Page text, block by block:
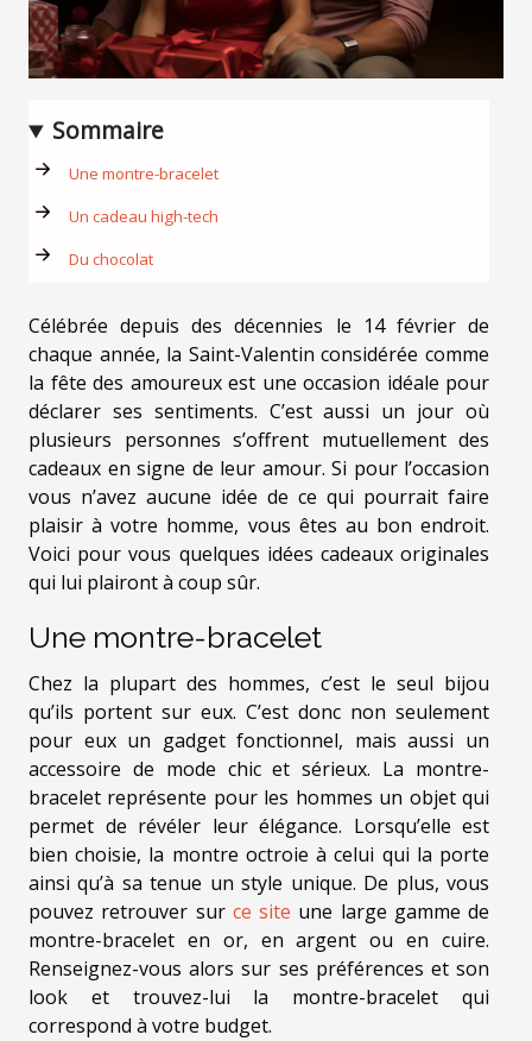
Sommaire
Une montre-bracelet
Un cadeau high-tech
Du chocolat
Célébrée depuis des décennies le 14 février de
chaque année, la Saint-Valentin considérée comme
la fête des amoureux est une occasion idéale pour
déclarer ses sentiments. C’est aussi un jour où
plusieurs personnes s’offrent mutuellement des
cadeaux en signe de leur amour. Si pour l’occasion
vous n’avez aucune idée de ce qui pourrait faire
plaisir à votre homme, vous êtes au bon endroit.
Voici pour vous quelques idées cadeaux originales
qui lui plairont à coup sûr.
Une montre-bracelet
Chez la plupart des hommes, c’est le seul bijou
qu’ils portent sur eux. C’est donc non seulement
pour eux un gadget fonctionnel, mais aussi un
accessoire de mode chic et sérieux. La montre-
bracelet représente pour les hommes un objet qui
permet de révéler leur élégance. Lorsqu’elle est
bien choisie, la montre octroie à celui qui la porte
ainsi qu’à sa tenue un style unique. De plus, vous
pouvez retrouver sur ce site une large gamme de
montre-bracelet en or, en argent ou en cuire.
Renseignez-vous alors sur ses préférences et son
look et trouvez-lui la montre-bracelet qui
correspond à votre budget.